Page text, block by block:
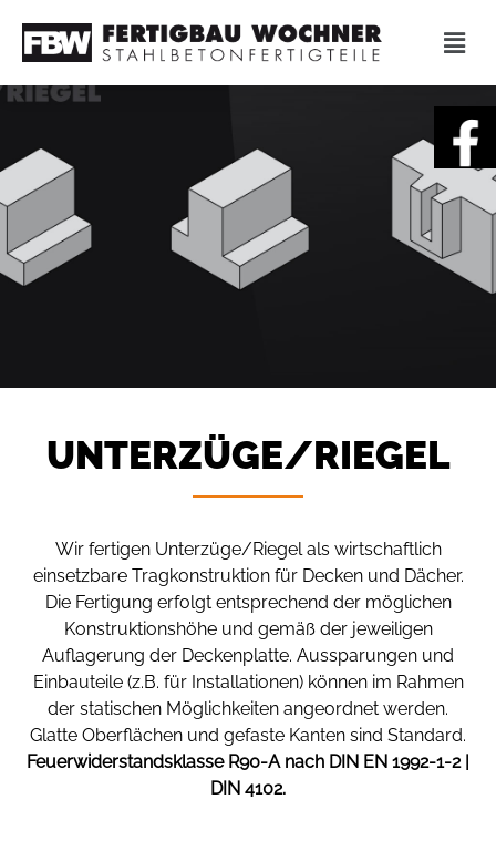
UNTERZÜGE/­RIEGEL
Wir fertigen Unterzüge/Riegel als wirtschaftlich
einsetzbare Tragkonstruktion für Decken und Dächer.
Die Fertigung erfolgt entsprechend der möglichen
Konstruktionshöhe und gemäß der jeweiligen
Auflagerung der Deckenplatte. Aussparungen und
Einbauteile (z.B. für Installationen) können im Rahmen
der statischen Möglichkeiten angeordnet werden.
Glatte Oberflächen und gefaste Kanten sind Standard.
Feuerwiderstandsklasse R90-A nach DIN EN 1992-1-2 |
DIN 4102.